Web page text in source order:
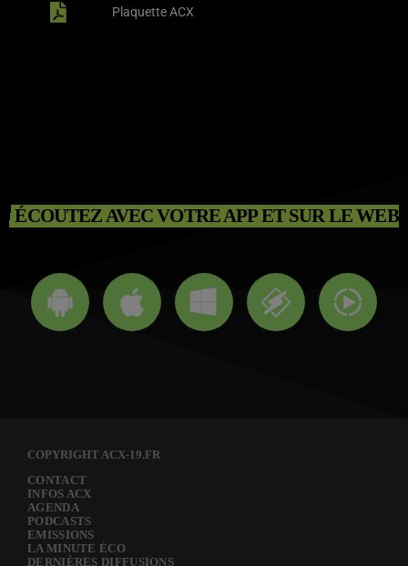
Plaquette ACX
ÉCOUTEZ AVEC VOTRE APP ET SUR LE WEB
COPYRIGHT ACX-19.FR
CONTACT
INFOS ACX
AGENDA
PODCASTS
EMISSIONS
LA MINUTE ÉCO
DERNIÈRES DIFFUSIONS